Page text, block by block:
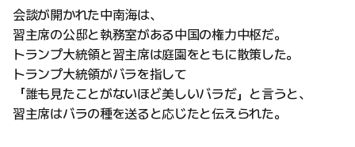
会談が開かれた中南海は、
習主席の公邸と執務室がある中国の権力中枢だ。
トランプ大統領と習主席は庭園をともに散策した。
トランプ大統領がバラを指して
「誰も見たことがないほど美しいバラだ」と言うと、
習主席はバラの種を送ると応じたと伝えられた。